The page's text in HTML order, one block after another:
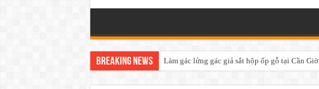
Breaking News Làm gác lửng gác giả sắt hộp ốp gỗ tại Cần Giờ